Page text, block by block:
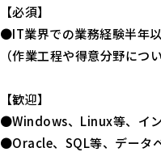
【必須】
●IT業界での業務経験半年
（作業工程や得意分野につ
【歓迎】
●Windows、Linux等、イン
●Oracle、SQL等、データ